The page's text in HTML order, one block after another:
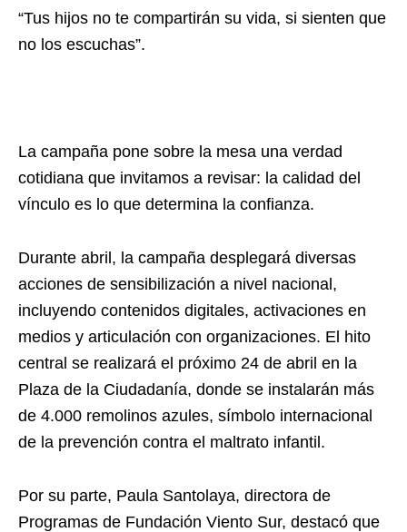
“Tus hijos no te compartirán su vida, si sienten que
no los escuchas”.
La campaña pone sobre la mesa una verdad
cotidiana que invitamos a revisar: la calidad del
vínculo es lo que determina la confianza.
Durante abril, la campaña desplegará diversas
acciones de sensibilización a nivel nacional,
incluyendo contenidos digitales, activaciones en
medios y articulación con organizaciones. El hito
central se realizará el próximo 24 de abril en la
Plaza de la Ciudadanía, donde se instalarán más
de 4.000 remolinos azules, símbolo internacional
de la prevención contra el maltrato infantil.
Por su parte, Paula Santolaya, directora de
Programas de Fundación Viento Sur, destacó que